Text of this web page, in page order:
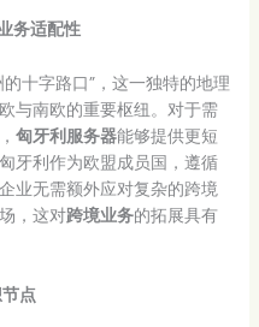
务适配性
十字路口”，这一独特的地理
与南欧的重要枢纽。对于需
匈牙利服务器能够提供更短
牙利作为欧盟成员国，遵循
业无需额外应对复杂的跨境
，这对跨境业务的拓展具有
点